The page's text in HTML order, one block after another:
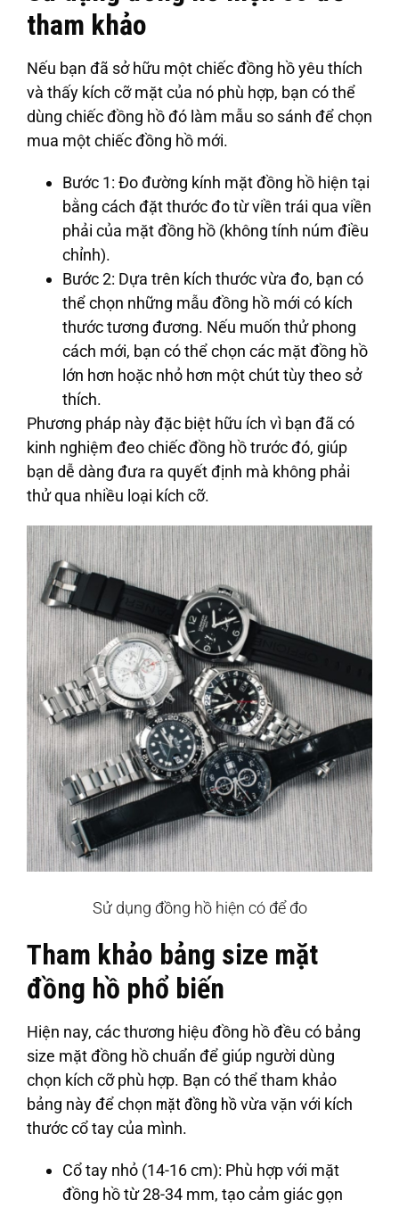
tham khảo
Nếu bạn đã sở hữu một chiếc đồng hồ yêu thích
và thấy kích cỡ mặt của nó phù hợp, bạn có thể
dùng chiếc đồng hồ đó làm mẫu so sánh để chọn
mua một chiếc đồng hồ mới.
Bước 1: Đo đường kính mặt đồng hồ hiện tại
bằng cách đặt thước đo từ viền trái qua viền
phải của mặt đồng hồ (không tính núm điều
chỉnh).
Bước 2: Dựa trên kích thước vừa đo, bạn có
thể chọn những mẫu đồng hồ mới có kích
thước tương đương. Nếu muốn thử phong
cách mới, bạn có thể chọn các mặt đồng hồ
lớn hơn hoặc nhỏ hơn một chút tùy theo sở
thích.
Phương pháp này đặc biệt hữu ích vì bạn đã có
kinh nghiệm đeo chiếc đồng hồ trước đó, giúp
bạn dễ dàng đưa ra quyết định mà không phải
thử qua nhiều loại kích cỡ.
Sử dụng đồng hồ hiện có để đo
Tham khảo bảng size mặt
đồng hồ phổ biến
Hiện nay, các thương hiệu đồng hồ đều có bảng
size mặt đồng hồ chuẩn để giúp người dùng
chọn kích cỡ phù hợp. Bạn có thể tham khảo
bảng này để chọn mặt đồng hồvừa vặn với kích
thước cổ tay của mình.
Cổ tay nhỏ (14-16 cm): Phù hợp với mặt
đồng hồ từ 28-34 mm, tạo cảm giác gọn